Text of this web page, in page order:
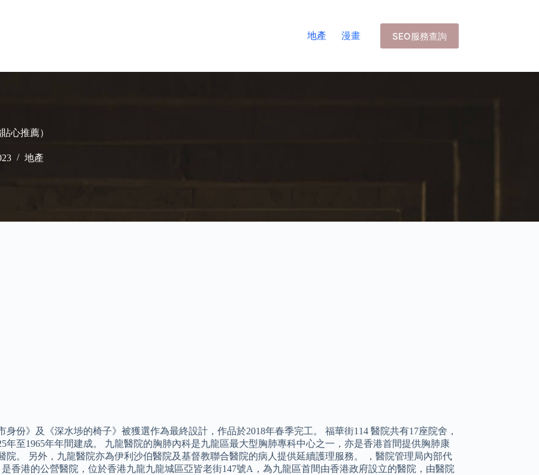
地產 漫畫 SEO服務查詢
心推薦）
地產
身份》及《深水埗的椅子》被獲選作為最終設計，作品於2018年春季完工。 福華街114 醫院共有17座院舍，
年至1965年年間建成。 九龍醫院的胸肺內科是九龍區最大型胸肺專科中心之一，亦是香港首間提供胸肺康
院。 另外，九龍醫院亦為伊利沙伯醫院及基督教聯合醫院的病人提供延續護理服務。 ，醫院管理局內部代
香港的公營醫院，位於香港九龍九龍城區亞皆老街147號A，為九龍區首間由香港政府設立的醫院，由醫院